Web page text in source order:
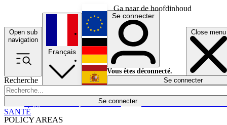
Ga naar de hoofdinhoud
Open sub
navigation
Close menu
Recherche
Se connecter
POLICY AREAS
Économie
Français
English
Deutsch
Español
Se connecter
Vous êtes déconnecté.
Se connecter
SANTÉ